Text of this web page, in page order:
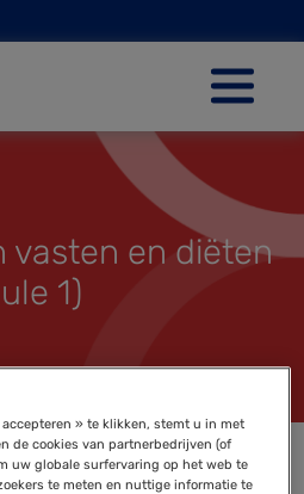
vasten en diëten
1)
» te klikken, stemt u in met
de cookies van partnerbedrijven (of
uw globale surfervaring op het web te
te meten en nuttige informatie te